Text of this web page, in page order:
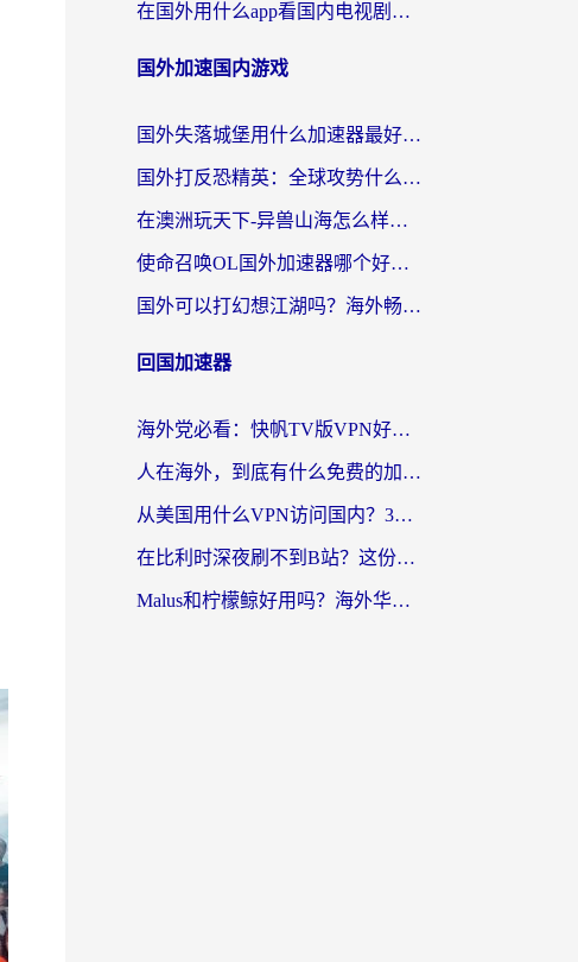
在国外用什么app看国内电视剧？3步解决版权限制+卡顿难题
国外加速国内游戏
国外失落城堡用什么加速器最好？一份来自老玩家的真实指南
国外打反恐精英：全球攻势什么加速器好用？2026海外玩家国服游戏加速终极指南
在澳洲玩天下-异兽山海怎么样才能不卡？一份给南半球玩家的自救指南
使命召唤OL国外加速器哪个好用？海外玩家亲测的国服游戏加速终极指南
国外可以打幻想江湖吗？海外畅玩国服游戏的终极指南
回国加速器
海外党必看：快帆TV版VPN好用吗？和Easyback VPN对比哪个回国效果更好？附2026真实测评
人在海外，到底有什么免费的加速器能让我安心追剧打游戏？
从美国用什么VPN访问国内？3年海外党亲测：选对工具才能无缝刷B站、看腾讯视频
在比利时深夜刷不到B站？这份回国加速器避坑指南请收好
Malus和柠檬鲸好用吗？海外华人亲测：回国加速器怎么选才不踩坑？